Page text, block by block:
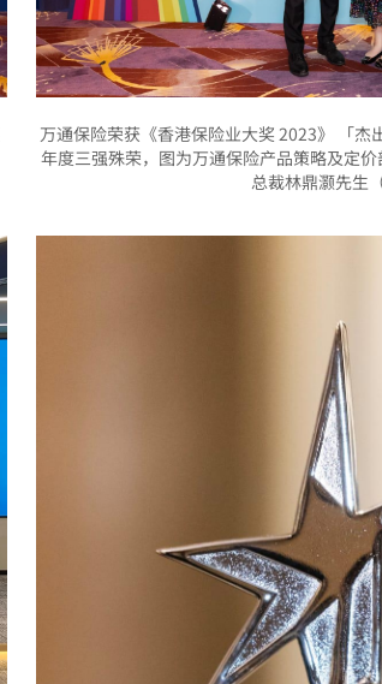
万通保险荣获《香港保险业大奖 2023》 「杰
年度三强殊荣，图为万通保险产品策略及定
总裁林鼎灏先生